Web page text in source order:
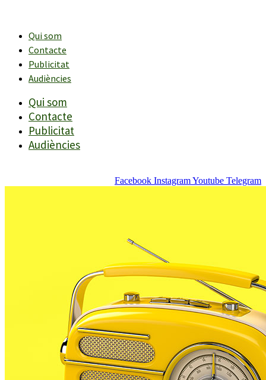
contingutQui som
Contacte
Publicitat
Audiències
Qui som
Contacte
Publicitat
Audiències
Facebook InstagramYoutube Telegram